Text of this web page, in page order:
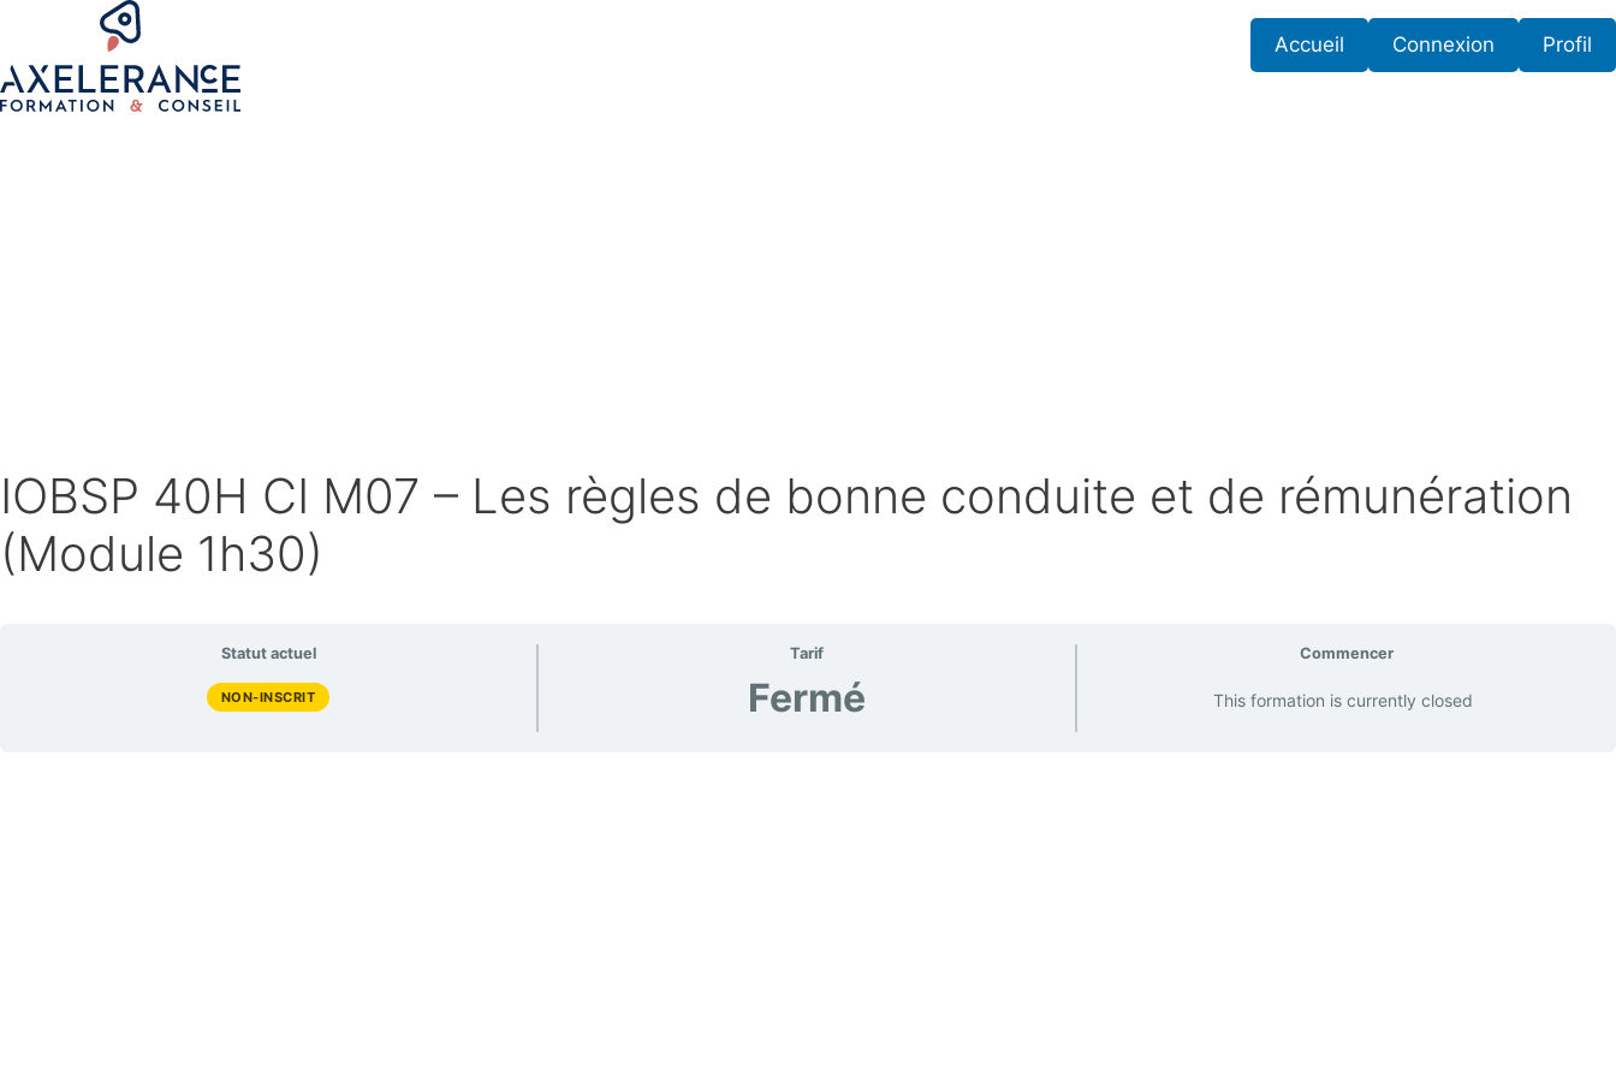
Accueil Connexion Profil
IOBSP 40H CI M07 – Les règles de bonne conduite et de rémunération
(Module 1h30)
Statut actuel
NON-INSCRIT
Tarif
Fermé
Commencer
This formation is currently closed